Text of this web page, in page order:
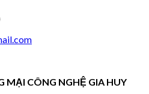
MẠI CÔNG NGHỆ GIA HUY